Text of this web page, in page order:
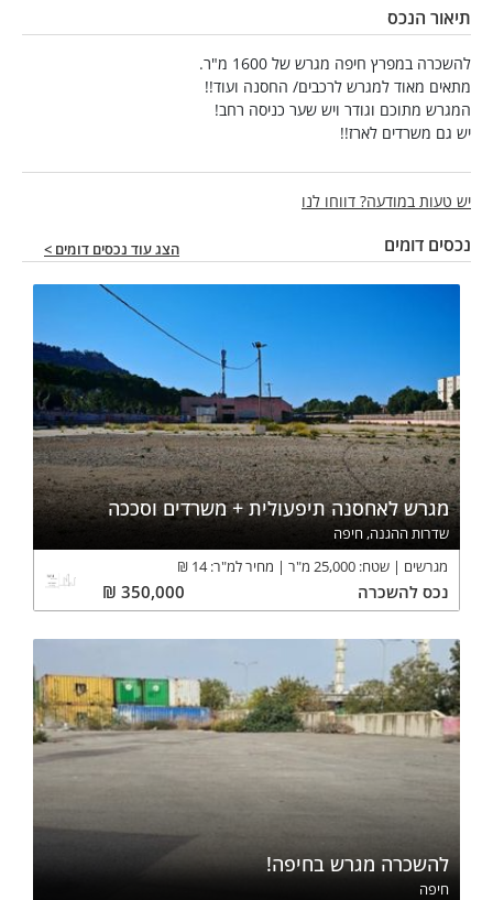
תיאור הנכס
להשכרה במפרץ חיפה מגרש של 1600 מ"ר.
מתאים מאוד למגרש לרכבים/ החסנה ועוד!!
המגרש מתוכם וגודר ויש שער כניסה רחב!
יש גם משרדים לארז!!
יש טעות במודעה? דווחו לנו
נכסים דומים הצג עוד נכסים דומים >
מגרש לאחסנה תיפעולית + משרדים וסככה
שדרות ההגנה, חיפה
מגרשים
שטח: 25,000 מ"ר מחיר למ"ר:14
₪
נכס להשכרה 350,000
₪
להשכרה מגרש בחיפה!
חיפה